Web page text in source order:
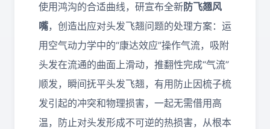
使用鸿沟的合适曲线，研宣布全新防飞翘风
嘴，创造出应对头发飞翘问题的处理方案：运
用空气动力学中的“康达效应”操作气流，吸附
头发在流通的曲面上滑动，推翻性完成“气流”
顺发，瞬间抚平头发飞翘，有用防止因梳子梳
发引起的冲突和物理损害，一起无需借用高
温，防止对头发形成不可逆的热损害，从根本